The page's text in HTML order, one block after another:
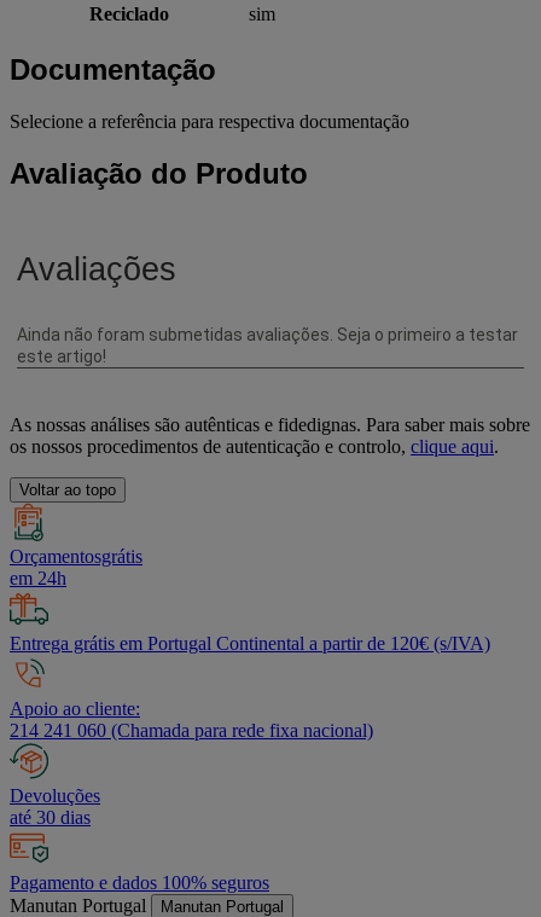
Reciclado
sim
Documentação
Selecione a referência para respectiva documentação
Avaliação do Produto
As nossas análises são autênticas e fidedignas. Para saber mais sobre
os nossos procedimentos de autenticação e controlo, clique aqui.
Voltar ao topo
Orçamentosgrátis
em 24h
Entrega grátis em Portugal Continental a partir de 120€ (s/IVA)
Apoio ao cliente:
214 241 060 (Chamada para rede fixa nacional)
Devoluções
até 30 dias
Pagamento e dados 100% seguros
Manutan Portugal
Manutan Portugal